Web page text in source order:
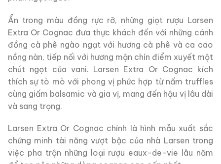
Ẩn trong màu đồng rực rỡ, những giọt rượu Larsen
Extra Or Cognac đưa thực khách đến với những cánh
đồng cà phê ngào ngạt với hương cà phê và ca cao
nồng nàn, tiếp nối với hương mận chín điểm xuyết một
chút ngọt của vani. Larsen Extra Or Cognac kích
thích sự tò mò với phong vị phức hợp từ nấm truffles
cùng giấm balsamic và gia vị, mang đến hậu vị lâu dài
và sang trọng.
Larsen Extra Or Cognac chính là hình mẫu xuất sắc
chứng minh tài năng vượt bậc của nhà Larsen trong
việc pha trộn những loại rượu eaux-de-vie lâu năm